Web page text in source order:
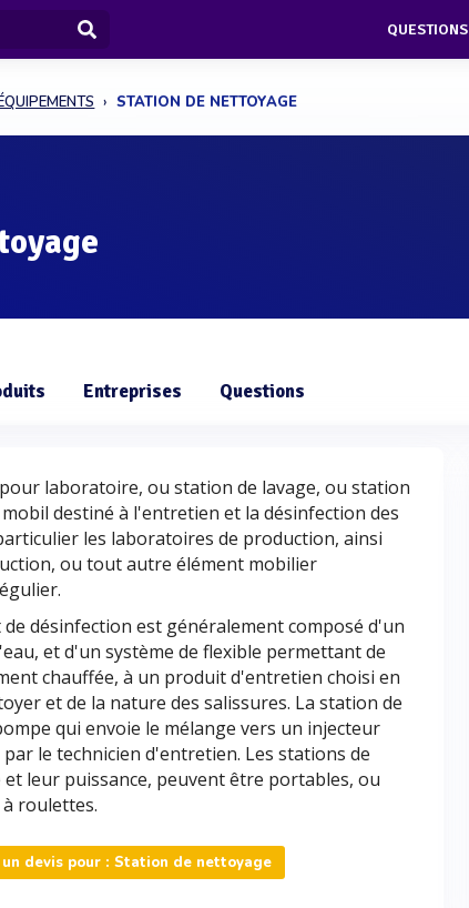
QUESTIONS
STATION DE NETTOYAGE
Entreprises Questions
laboratoire, ou station de lavage, ou station
destiné à l'entretien et la désinfection des
les laboratoires de production, ainsi
ou tout autre élément mobilier
désinfection est généralement composé d'un
et d'un système de flexible permettant de
chauffée, à un produit d'entretien choisi en
et de la nature des salissures. La station de
qui envoie le mélange vers un injecteur
le technicien d'entretien. Les stations de
et leur puissance, peuvent être portables, ou
roulettes.
devis pour : Station de nettoyage